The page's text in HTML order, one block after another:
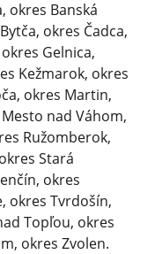
okres Banská
okres Čadca,
Gelnica,
Kežmarok, okres
okres Martin,
nad Váhom,
Ružomberok,
Stará
okres
okres Tvrdošín,
Topľou, okres
okres Zvolen.